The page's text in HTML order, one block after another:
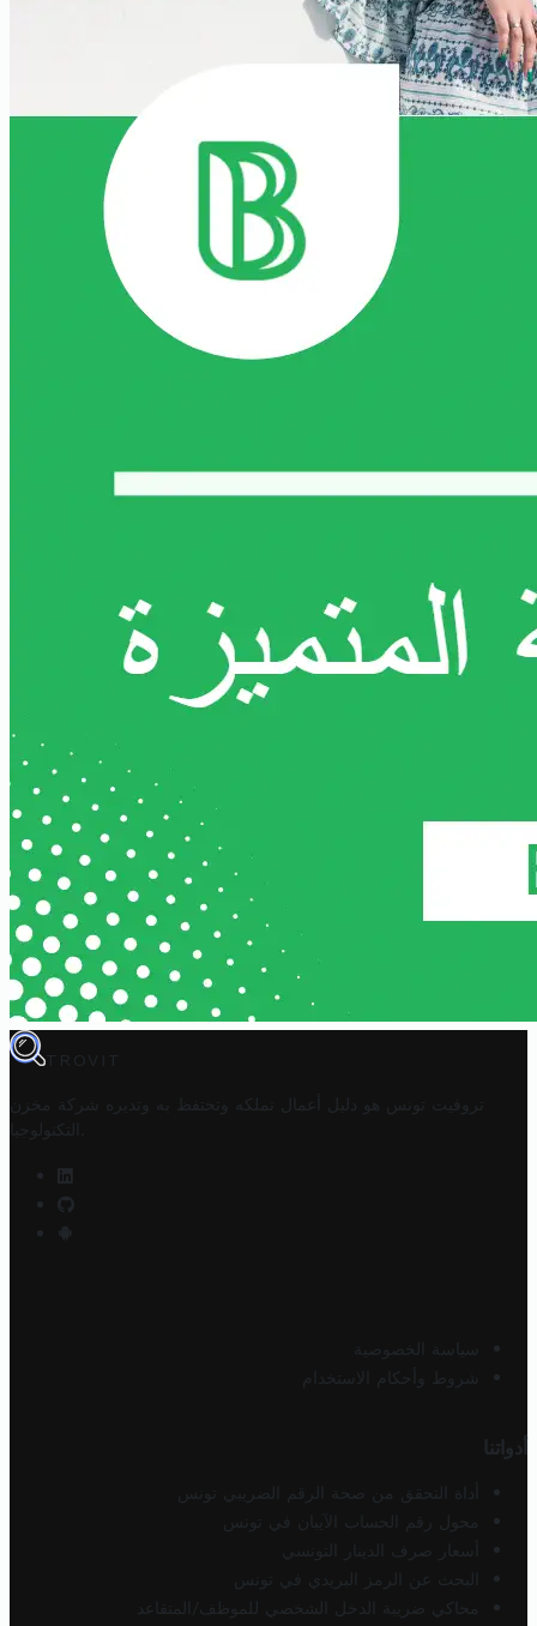
TROVIT
تروفيت تونس هو دليل أعمال تملكه وتحتفظ به وتديره
شركة مخزن
التكنولوجيا
سياسة الخصوصية
شروط وأحكام الاستخدام
أدواتنا
أداة التحقق من صحة الرقم الضريبي تونس
محول رقم الحساب الآيبان في تونس
أسعار صرف الدينار التونسي
البحث عن الرمز البريدي في تونس
محاكي ضريبة الدخل الشخصي للموظف/المتقاعد